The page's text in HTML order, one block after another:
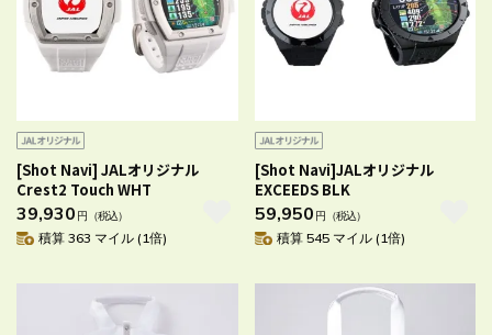
[Shot Navi] JALオリジナル
Crest2 Touch WHT
39,930 円 （税込）
積算 363 マイル (1倍)
[Shot Navi]JALオリジナル
EXCEEDS BLK
59,950 円 （税込）
積算 545 マイル (1倍)